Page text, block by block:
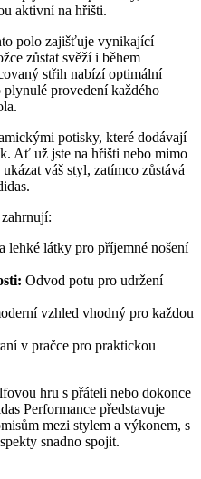
aktivní na hřišti.
polo zajišťuje vynikající
zůstat svěží i během
střih nabízí optimální
provedení každého
potisky, které dodávají
Ať už jste na hřišti nebo mimo
váš styl, zatímco zůstává
lehké látky pro příjemné nošení
Odvod potu pro udržení
vzhled vhodný pro každou
v pračce pro praktickou
hru s přáteli nebo dokonce
Performance představuje
mezi stylem a výkonem, s
snadno spojit.